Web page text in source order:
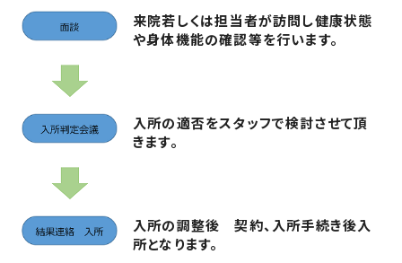
来院若しくは担当者が訪問し健康状態
や身体機能の確認等を行います。
入所の適否をスタッフで検討させて頂
きます。
入所の調整後 契約、入所手続き後入
所となります。